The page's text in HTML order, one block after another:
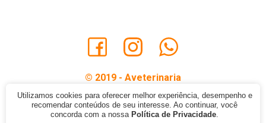
© 2019 - Aveterinaria
A Veterinária Distribuidora LTDA, CNPJ: 42.940.676/0001-05
Utilizamos cookies para oferecer melhor experiência, desempenho e
recomendar conteúdos de seu interesse. Ao continuar, você
concorda com a nossa Política de Privacidade.